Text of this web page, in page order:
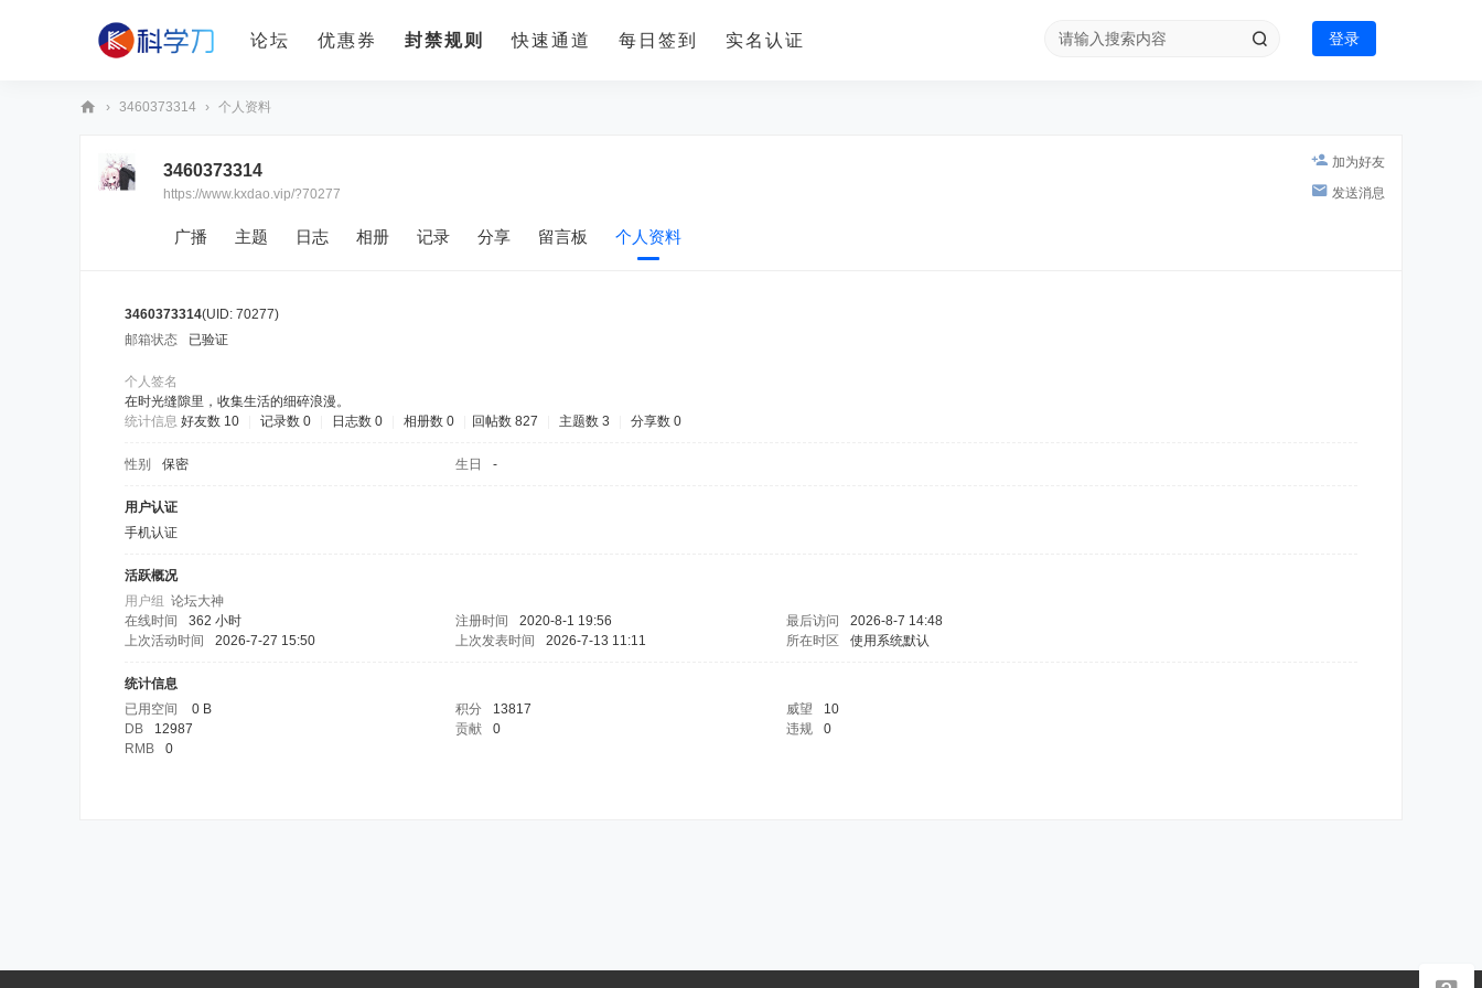
论坛 优惠券 封禁规则 快速通道 每日签到 实名认证 登录
› 3460373314 › 个人资料
加为好友
发送消息
3460373314
https://www.kxdao.vip/?70277
广播 主题 日志 相册 记录 分享 留言板 个人资料
3460373314(UID: 70277)
邮箱状态
已验证
个人签名
在时光缝隙里，收集生活的细碎浪漫。
统计信息 好友数 10 记录数 0 日志数 0 相册数 0 回帖数 827 主题数 3 分享数 0
性别 保密 生日 -
用户认证
手机认证
活跃概况
用户组 论坛大神
在线时间
362 小时 注册时间 2020-8-1 19:56 最后访问
2026-8-7 14:48
上次活动时间
2026-7-27 15:50 上次发表时间 2026-7-13 11:11 所在时区 使用系统默认
统计信息
已用空间
0 B 积分 13817 威望
10
DB
12987 贡献 0 违规
0
RMB
0